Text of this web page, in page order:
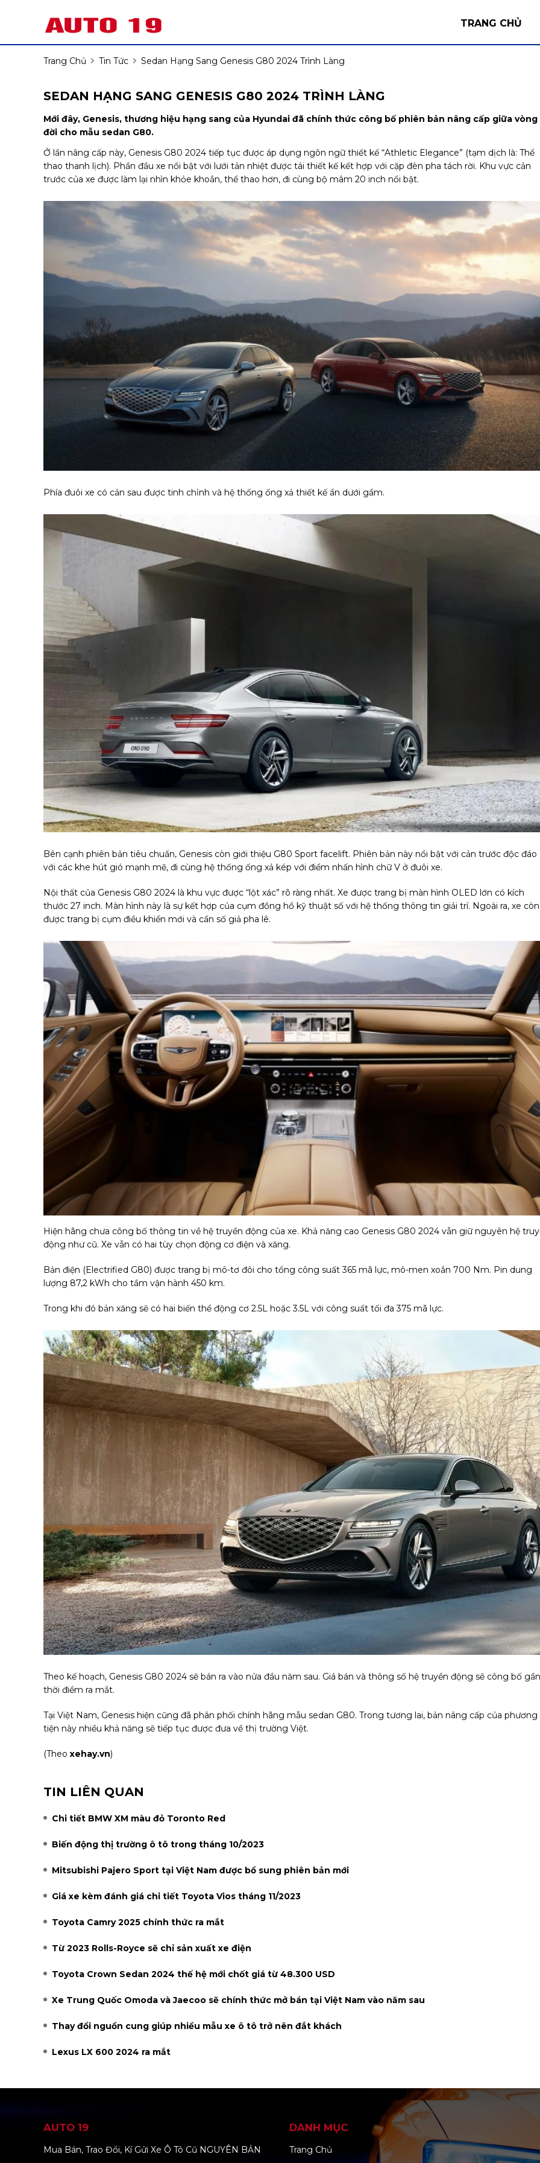
TRANG CHỦ
Trang Chủ Tin Tức Sedan Hạng Sang Genesis G80 2024 Trình Làng
SEDAN HẠNG SANG GENESIS G80 2024 TRÌNH LÀNG
Mới đây, Genesis, thương hiệu hạng sang của Hyundai đã chính thức công bố phiên bản nâng cấp giữa vòng
đời cho mẫu sedan G80.
Ở lần nâng cấp này, Genesis G80 2024 tiếp tục được áp dụng ngôn ngữ thiết kế “Athletic Elegance” (tạm dịch là: Thể
thao thanh lịch). Phần đầu xe nổi bật với lưới tản nhiệt được tái thiết kế kết hợp với cặp đèn pha tách rời. Khu vực cản
trước của xe được làm lại nhìn khỏe khoắn, thể thao hơn, đi cùng bộ mâm 20 inch nổi bật.
Phía đuôi xe có cản sau được tinh chỉnh và hệ thống ống xả thiết kế ẩn dưới gầm.
Bên cạnh phiên bản tiêu chuẩn, Genesis còn giới thiệu G80 Sport facelift. Phiên bản này nổi bật với cản trước độc đáo
với các khe hút gió mạnh mẽ, đi cùng hệ thống ống xả kép với điểm nhấn hình chữ V ở đuôi xe.
Nội thất của Genesis G80 2024 là khu vực được “lột xác” rõ ràng nhất. Xe được trang bị màn hình OLED lớn có kích
thước 27 inch. Màn hình này là sự kết hợp của cụm đồng hồ kỹ thuật số với hệ thống thông tin giải trí. Ngoài ra, xe còn
được trang bị cụm điều khiển mới và cần số giả pha lê.
Hiện hãng chưa công bố thông tin về hệ truyền động của xe. Khả năng cao Genesis G80 2024 vẫn giữ nguyên hệ
động như cũ. Xe vẫn có hai tùy chọn động cơ điện và xăng.
Bản điện (Electrified G80) được trang bị mô-tơ đôi cho tổng công suất 365 mã lực, mô-men xoắn 700 Nm. Pin dung
lượng 87,2 kWh cho tầm vận hành 450 km.
Trong khi đó bản xăng sẽ có hai biến thể động cơ 2.5L hoặc 3.5L với công suất tối đa 375 mã lực.
Theo kế hoạch, Genesis G80 2024 sẽ bán ra vào nửa đầu năm sau. Giá bán và thông số hệ truyền động sẽ công bố gần
thời điểm ra mắt.
Tại Việt Nam, Genesis hiện cũng đã phân phối chính hãng mẫu sedan G80. Trong tương lai, bản nâng cấp của phương
tiện này nhiều khả năng sẽ tiếp tục được đưa về thị trường Việt.
(Theo xehay.vn)
TIN LIÊN QUAN
Chi tiết BMW XM màu đỏ Toronto Red
Biến động thị trường ô tô trong tháng 10/2023
Mitsubishi Pajero Sport tại Việt Nam được bổ sung phiên bản mới
Giá xe kèm đánh giá chi tiết Toyota Vios tháng 11/2023
Toyota Camry 2025 chính thức ra mắt
Từ 2023 Rolls-Royce sẽ chỉ sản xuất xe điện
Toyota Crown Sedan 2024 thế hệ mới chốt giá từ 48.300 USD
Xe Trung Quốc Omoda và Jaecoo sẽ chính thức mở bán tại Việt Nam vào năm sau
Thay đổi nguồn cung giúp nhiều mẫu xe ô tô trở nên đắt khách
Lexus LX 600 2024 ra mắt
AUTO 19
Mua Bán, Trao Đổi, Kí Gửi Xe Ô Tô Cũ NGUYÊN BẢN
DANH MỤC
Trang Chủ